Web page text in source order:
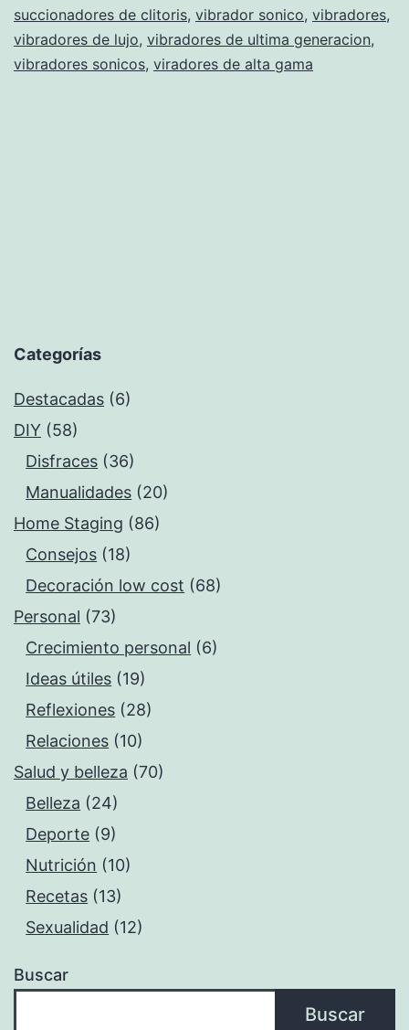
succionadores de clitoris, vibrador sonico, vibradores,
vibradores de lujo, vibradores de ultima generacion,
vibradores sonicos, viradores de alta gama
Categorías
Destacadas (6)
DIY (58)
Disfraces (36)
Manualidades (20)
Home Staging (86)
Consejos (18)
Decoración low cost (68)
Personal (73)
Crecimiento personal (6)
Ideas útiles (19)
Reflexiones (28)
Relaciones (10)
Salud y belleza (70)
Belleza (24)
Deporte (9)
Nutrición (10)
Recetas (13)
Sexualidad (12)
Buscar
Buscar